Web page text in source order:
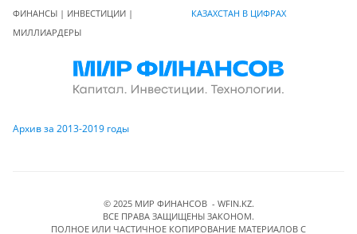
ФИНАНСЫ | ИНВЕСТИЦИИ |
МИЛЛИАРДЕРЫ
КАЗАХСТАН В ЦИФРАХ
Архив за 2013-2019 годы
© 2025 МИР ФИНАНСОВ - WFIN.KZ.
ВСЕ ПРАВА ЗАЩИЩЕНЫ ЗАКОНОМ.
ПОЛНОЕ ИЛИ ЧАСТИЧНОЕ КОПИРОВАНИЕ МАТЕРИАЛОВ C